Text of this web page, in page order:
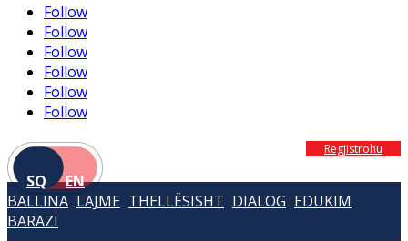
Follow
Follow
Follow
Follow
Follow
Follow
SQ EN
Regjistrohu
BALLINA LAJME THELLËSISHT DIALOG EDUKIM
BARAZI